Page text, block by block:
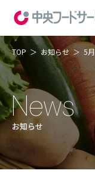
当社の
コント
外食サ
事例紹
会社概要
CSR
TOP お知らせ 5
お知らせ